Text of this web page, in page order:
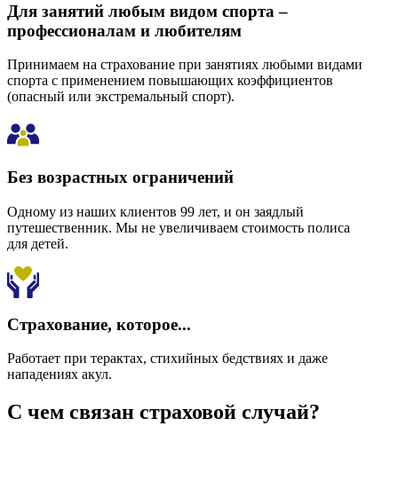
Для занятий любым видом спорта –
профессионалам и любителям
Принимаем на страхование при занятиях любыми видами
спорта с применением повышающих коэффициентов
(опасный или экстремальный спорт).
Без возрастных ограничений
Одному из наших клиентов 99 лет, и он заядлый
путешественник. Мы не увеличиваем стоимость полиса
для детей.
Страхование, которое...
Работает при терактах, стихийных бедствиях и даже
нападениях акул.
С чем связан страховой случай?